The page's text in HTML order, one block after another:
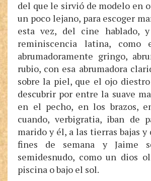
del que le sirvió de modelo en
un poco lejano, para escoger
esta vez, del cine hablado,
reminiscencia latina,
abrumadoramente gringo,
rubio, con esa abrumadora
sobre la piel, que el ojo
descubrir por entre la suave
en el pecho, en los brazos,
cuando, verbigratia, iban de
marido y él, a las tierras bajas y
fines de semana y Jaime
semidesnudo, como un dios
piscina o bajo el sol.